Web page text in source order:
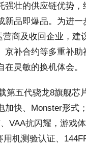
的供应链优势，
新品即爆品。为进
营商及收回企业，
京补合约等多重补
灵敏的换机体会。
五代骁龙8旗舰芯
加快、Monster形式
VAA抗闪耀，游戏
机测验认证、